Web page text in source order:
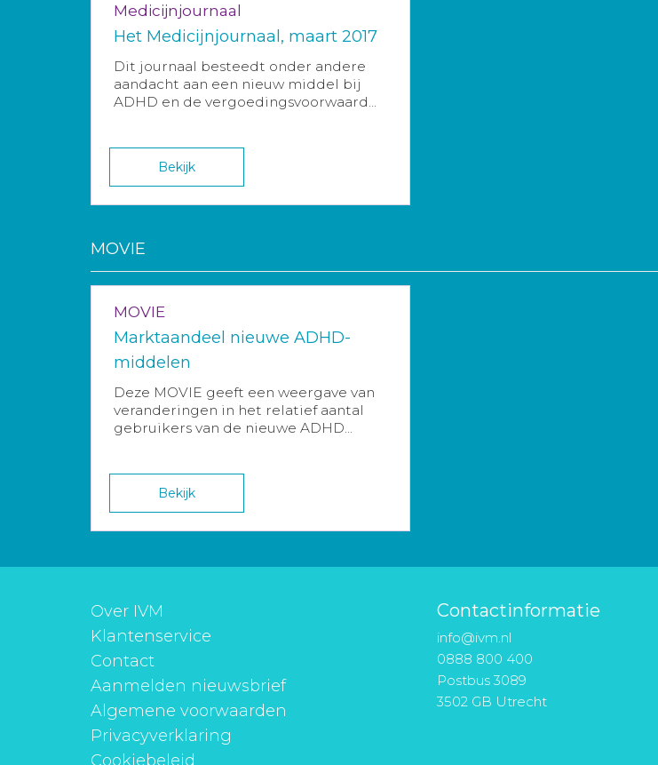
Medicijnjournaal
Het Medicijnjournaal, maart 2017
Dit journaal besteedt onder andere
aandacht aan een nieuw middel bij
ADHD en de vergoedingsvoorwaard...
Bekijk
MOVIE
MOVIE
Marktaandeel nieuwe ADHD-
middelen
Deze MOVIE geeft een weergave van
veranderingen in het relatief aantal
gebruikers van de nieuwe ADHD...
Bekijk
Over IVM
Klantenservice
Contact
Aanmelden nieuwsbrief
Algemene voorwaarden
Privacyverklaring
Cookiebeleid
Contactinformatie
info@ivm.nl
0888 800 400
Postbus 3089
3502 GB Utrecht